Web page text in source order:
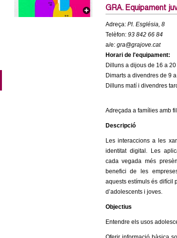
GRA. Equipament
Adreça: Pl. Església, 8
Telèfon: 93 842 66 84
a/e: gra@grajove.cat
Horari de l'equipament:
Dilluns a dijous de 16 a 20
Dimarts a divendres de 9
Dilluns matí i divendres
Adreçada a famílies amb
Descripció
Les interaccions a les
identitat digital. Les
cada vegada més
benefici de les
aquests estímuls és difícil
d’adolescents i joves.
Objectius
Entendre els usos